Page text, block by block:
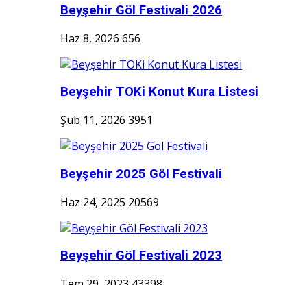
Beyşehir Göl Festivali 2026
Haz 8, 2026 656
Beyşehir TOKi Konut Kura Listesi
Şub 11, 2026 3951
Beyşehir 2025 Göl Festivali
Haz 24, 2025 20569
Beyşehir Göl Festivali 2023